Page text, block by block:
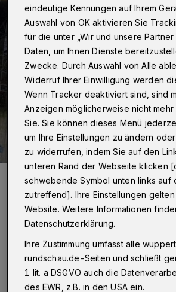
Abdichtung Westkotter Viadukt
eindeutige Kennungen auf Ihrem
Auswahl von OK aktivieren Sie
für die unter „Wir und unsere
Daten, um Ihnen Dienste
Zwecke. Durch Auswahl von Alle
Widerruf Ihrer Einwilligung werden
Wenn Tracker deaktiviert sind, sind
Anzeigen möglicherweise nicht
Sie. Sie können dieses Menü
um Ihre Einstellungen zu ändern
zu widerrufen, indem Sie auf den
unteren Rand der Webseite klicken
schwebende Symbol unten links auf
zutreffend]. Ihre Einstellungen
Website. Weitere Informationen
Datenschutzerklärung.
Ihre Zustimmung umfasst alle
rundschau.de-Seiten und schließt
1 lit. a DSGVO auch die
des EWR, z.B. in den USA ein.